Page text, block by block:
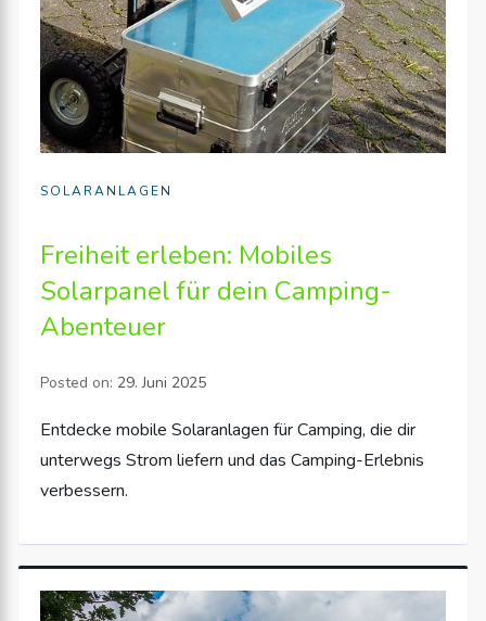
SOLARANLAGEN
Freiheit erleben: Mobiles
Solarpanel für dein Camping-
Abenteuer
Posted on: 29. Juni 2025
Entdecke mobile Solaranlagen für Camping, die dir
unterwegs Strom liefern und das Camping-Erlebnis
verbessern.